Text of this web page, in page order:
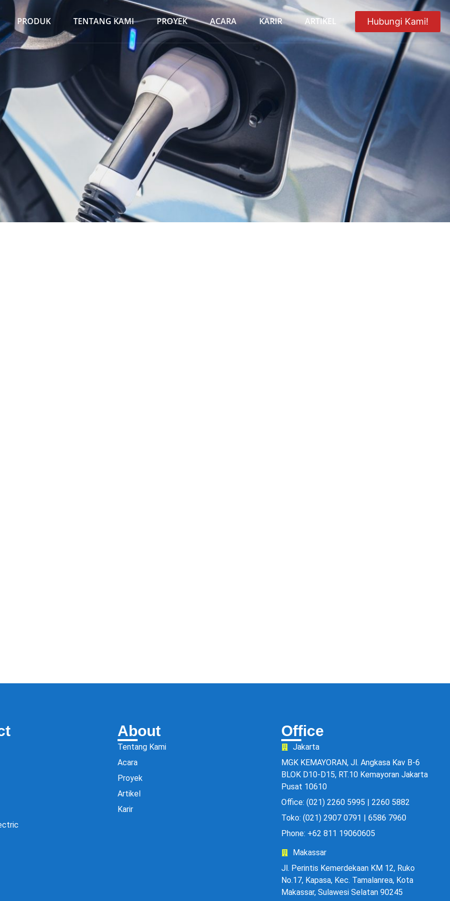
PRODUK TENTANG KAMI PROYEK ACARA KARIR ARTIKEL Hubungi Kami!
About
Tentang Kami
Acara
Proyek
Artikel
Karir
Office
Jakarta
MGK KEMAYORAN, Jl. Angkasa Kav B-6
BLOK D10-D15, RT.10 Kemayoran Jakarta
Pusat 10610
Office: (021) 2260 5995 | 2260 5882
Toko: (021) 2907 0791 | 6586 7960
Phone: +62 811 19060605
Makassar
Jl. Perintis Kemerdekaan KM 12, Ruko
No.17, Kapasa, Kec. Tamalanrea, Kota
Makassar, Sulawesi Selatan 90245